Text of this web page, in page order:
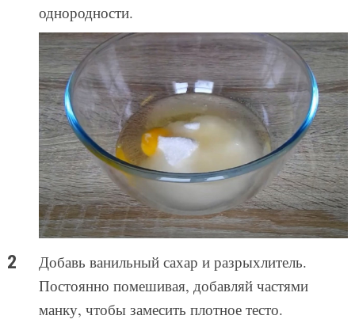
однородности.
Добавь ванильный сахар и разрыхлитель.
Постоянно помешивая, добавляй частями
манку, чтобы замесить плотное тесто.